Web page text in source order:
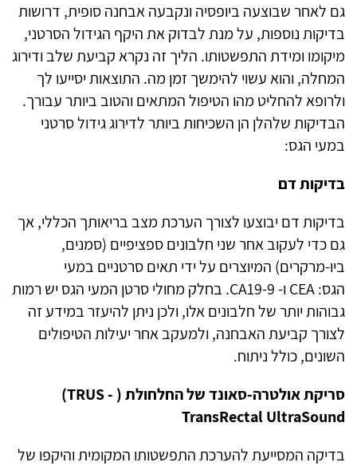
גם לאחר שבוצעה ביופסיה ונקבעה אבחנה סופית, דרושות
בדיקות נוספות, על מנת לבדוק את היקף הגידול הסרטני,
מיקומו ומידת התפשטותו. הליך זה נקרא קביעת שלב ודירוג
המחלה,והוא עשוי להימשך זמן מה. התוצאות יסייעו לך
ולרופא להחליט מהו הטיפול המתאים והטוב ביותר עבורך.
הבדיקות שלהלן הן השכיחות ביותר לדירוג גידול סרטני
במעי הגס:
בדיקות דם
בדיקות דם יבוצעו לצורך הערכת מצב בריאותך הכללי, אך
גם כדי לעקוב אחר שני חלבונים ספציפיים (סמנים,
ביו-מרקרים) המיוצרים על ידי תאים סרטניים במעי
הגס:CEAו-CA19-9
. בחלק מחולי סרטן המעי הגס יש רמות
גבוהות יותר של חלבונים אלו, ולכן ניתן להיעזר במידע זה
לצורך קביעת האבחנה, ולמעקב אחר יעילות הטיפולים
השונים, כולל ניתוח.
סריקת אולטרה-סאונד של החלחולת ( (TRUS -
TransRectal UltraSound
בדיקה המסייעת להערכת התפשטותו המקומית והיקפו של